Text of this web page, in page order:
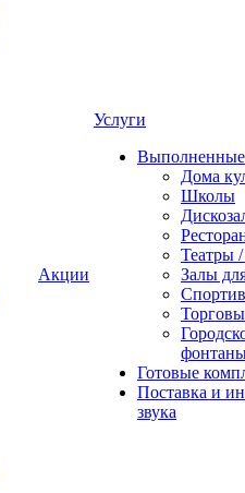
Акции
Услуги
Дома
Школы
Театры
Залы
Готовые
Поставка и
звука